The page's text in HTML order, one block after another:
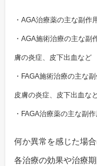
・AGA治療薬の主な副
・AGA施術治療の主な
膚の炎症、皮下出血など
・FAGA施術治療の主な
皮膚の炎症、皮下出血な
・FAGA治療薬の主な副
何か異常を感じた場
各治療の効果や治療